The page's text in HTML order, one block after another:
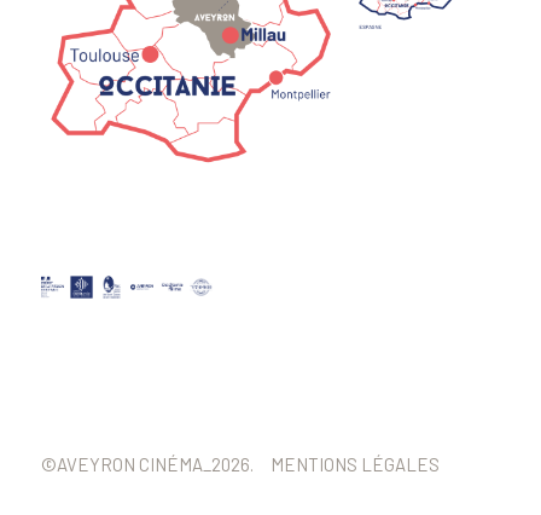
©AVEYRON CINÉMA_2026. MENTIONS LÉGALES